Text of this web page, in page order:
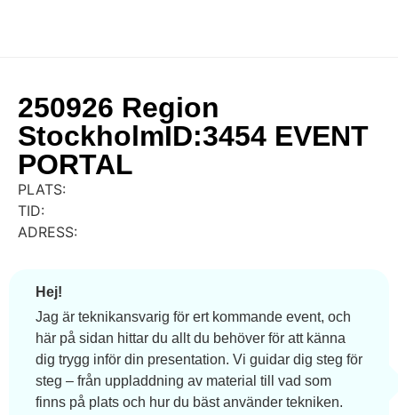
250926 Region
StockholmID:3454 EVENT
PORTAL
PLATS:
TID:
ADRESS:
Hej!
Jag är teknikansvarig för ert kommande event, och
här på sidan hittar du allt du behöver för att känna
dig trygg inför din presentation. Vi guidar dig steg för
steg – från uppladdning av material till vad som
finns på plats och hur du bäst använder tekniken.